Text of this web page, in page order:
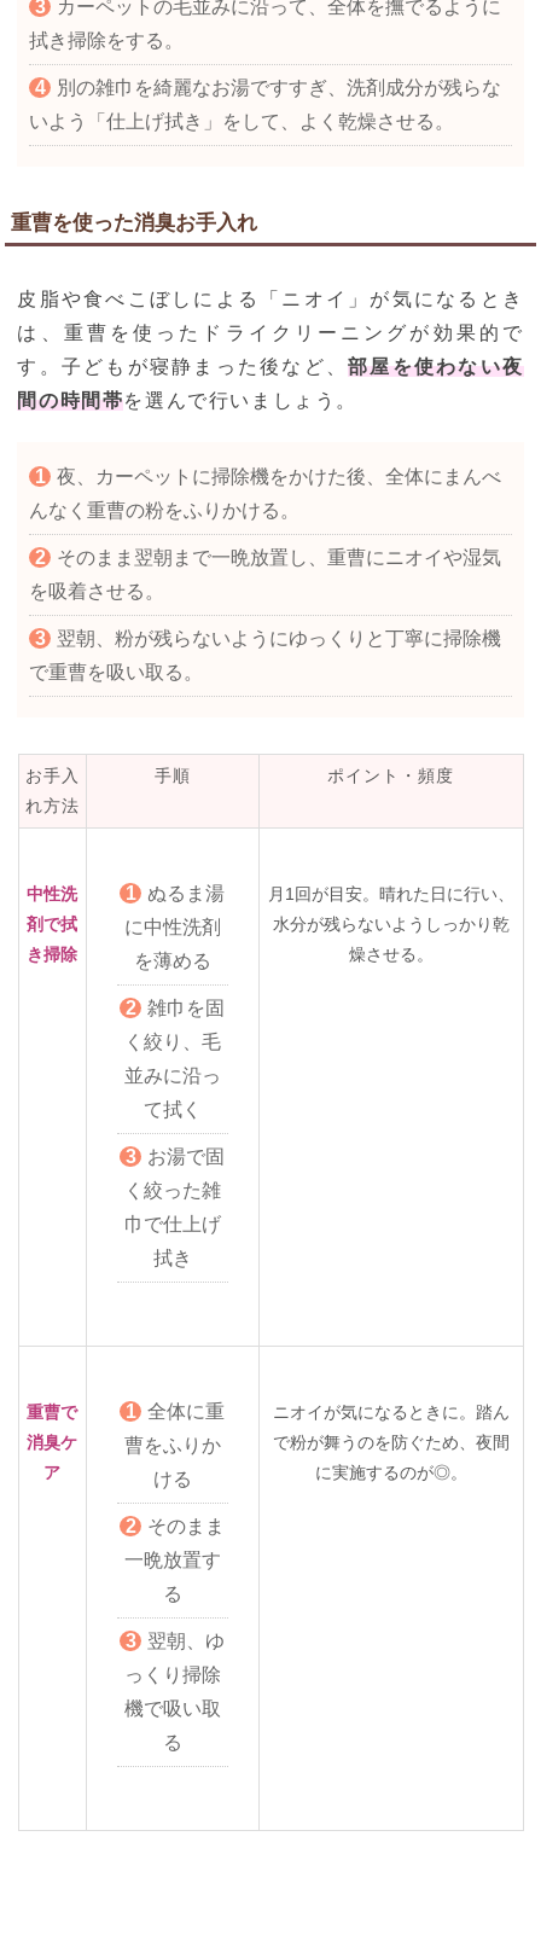
カーペットの毛並みに沿って、全体を撫でるように
拭き掃除をする。
別の雑巾を綺麗なお湯ですすぎ、洗剤成分が残らな
いよう「仕上げ拭き」をして、よく乾燥させる。
重曹を使った消臭お手入れ
皮脂や食べこぼしによる「ニオイ」が気になるとき
は、重曹を使ったドライクリーニングが効果的で
す。子どもが寝静まった後など、部屋を使わない夜
間の時間帯を選んで行いましょう。
夜、カーペットに掃除機をかけた後、全体にまんべ
んなく重曹の粉をふりかける。
そのまま翌朝まで一晩放置し、重曹にニオイや湿気
を吸着させる。
翌朝、粉が残らないようにゆっくりと丁寧に掃除機
で重曹を吸い取る。
お手入
れ方法
手順 ポイント・頻度
中性洗
剤で拭
き掃除
ぬるま湯
に中性洗剤
を薄める
雑巾を固
く絞り、毛
並みに沿っ
て拭く
お湯で固
く絞った雑
巾で仕上げ
拭き
月1回が目安。晴れた日に行い、
水分が残らないようしっかり乾
燥させる。
重曹で
消臭ケ
ア
全体に重
曹をふりか
ける
そのまま
一晩放置す
る
翌朝、ゆ
っくり掃除
機で吸い取
る
ニオイが気になるときに。踏ん
で粉が舞うのを防ぐため、夜間
に実施するのが◎。